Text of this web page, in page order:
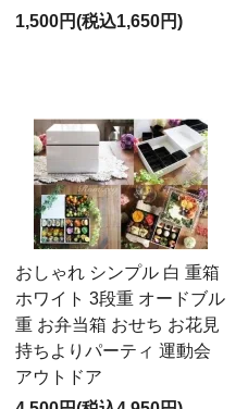
1,500円(税込1,650円)
おしゃれ シンプル 白 重箱
ホワイト 3段重 オードブル
重 お弁当箱 おせち お花見
持ちよりパーティ 運動会
アウトドア